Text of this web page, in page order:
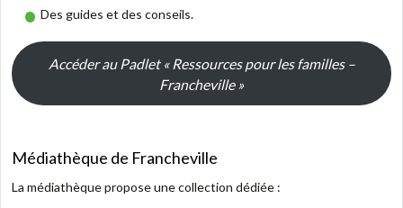
Des guides et des conseils.
Accéder au Padlet « Ressources pour les familles –
Francheville »
Médiathèque de Francheville
La médiathèque propose une collection dédiée :